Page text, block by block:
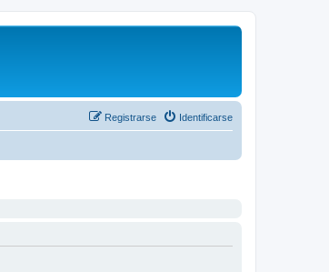
Identificarse
Registrarse